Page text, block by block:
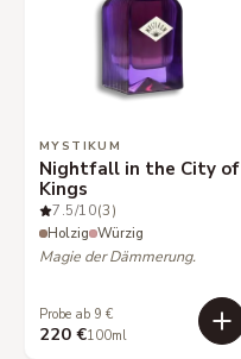
MYSTIKUM
Nightfall in the City of
Kings
7.5/10(3)
Holzig Würzig
Magie der Dämmerung.
Probe ab 9 €
220 €100ml